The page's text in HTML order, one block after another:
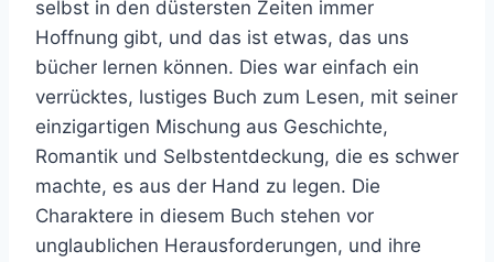
selbst in den düstersten Zeiten immer
Hoffnung gibt, und das ist etwas, das uns
bücher lernen können. Dies war einfach ein
verrücktes, lustiges Buch zum Lesen, mit seiner
einzigartigen Mischung aus Geschichte,
Romantik und Selbstentdeckung, die es schwer
machte, es aus der Hand zu legen. Die
Charaktere in diesem Buch stehen vor
unglaublichen Herausforderungen, und ihre